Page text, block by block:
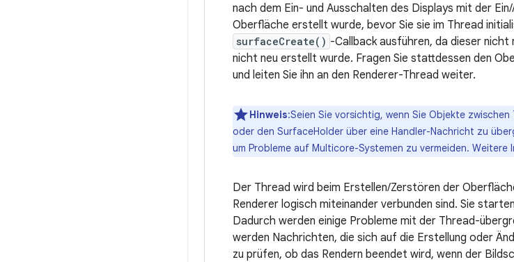
nach dem Ein- und Ausschalten des Displays mit der
Oberfläche erstellt wurde, bevor Sie sie im Thread
surfaceCreate() -Callback ausführen, da dieser
nicht neu erstellt wurde. Fragen Sie stattdessen den
und leiten Sie ihn an den Renderer-Thread weiter.
Hinweis:Seien Sie vorsichtig, wenn Sie Objekte
oder den SurfaceHolder über eine Handler-Nachricht zu
um Probleme auf Multicore-Systemen zu vermeiden. Weitere
Der Thread wird beim Erstellen/Zerstören der
Renderer logisch miteinander verbunden sind. Sie
Dadurch werden einige Probleme mit der Thread-
werden Nachrichten, die sich auf die Erstellung oder
zu prüfen, ob das Rendern beendet wird, wenn der